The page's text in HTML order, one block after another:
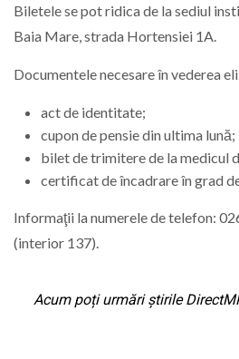
Biletele se pot ridica de la sediul
Baia Mare, strada Hortensiei 1A.
Documentele necesare în vederea
act de identitate;
cupon de pensie din ultima lună;
bilet de trimitere de la medicul
certificat de încadrare în grad
Informaţii la numerele de telefon:
(interior 137).
Acum poți urmări știrile